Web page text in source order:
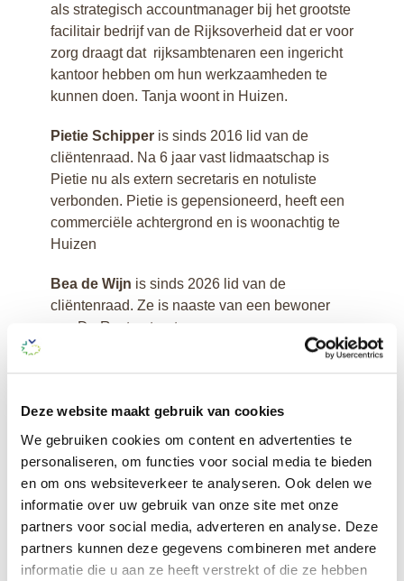
Deze website maakt gebruik van cookies
We gebruiken cookies om content en advertenties te
personaliseren, om functies voor social media te bieden
en om ons websiteverkeer te analyseren. Ook delen we
informatie over uw gebruik van onze site met onze
partners voor social media, adverteren en analyse. Deze
partners kunnen deze gegevens combineren met andere
informatie die u aan ze heeft verstrekt of die ze hebben
als strategisch accountmanager bij het grootste
facilitair bedrijf van de Rijksoverheid dat er voor
zorg draagt dat rijksambtenaren een ingericht
kantoor hebben om hun werkzaamheden te
kunnen doen. Tanja woont in Huizen.
Pietie Schipper is sinds 2016 lid van de
cliëntenraad. Na 6 jaar vast lidmaatschap is
Pietie nu als extern secretaris en notuliste
verbonden. Pietie is gepensioneerd, heeft een
commerciële achtergrond en is woonachtig te
Huizen
Bea de Wijn is sinds 2026 lid van de
cliëntenraad. Ze is naaste van een bewoner
van De Ruyterstraat.
Wilt u meer weten over medezeggenschap in
de zorg en over de bevoegdheden van de
cliëntenraad? Klik danhier.
Contact